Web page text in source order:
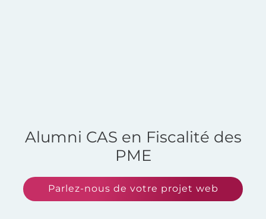
Alumni CAS en Fiscalité des
PME
Parlez-nous de votre projet web